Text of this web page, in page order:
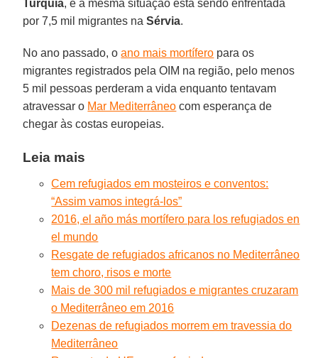
Turquia, e a mesma situação está sendo enfrentada
por 7,5 mil migrantes naSérvia.
No ano passado, oano mais mortífero para os
migrantes registrados pela OIM na região, pelo menos
5 mil pessoas perderam a vida enquanto tentavam
atravessar o Mar Mediterrâneo com esperança de
chegar às costas europeias.
Leia mais
Cem refugiados em mosteiros e conventos:
“Assim vamos integrá-los”
2016, el año más mortífero para los refugiados en
el mundo
Resgate de refugiados africanos no Mediterrâneo
tem choro, risos e morte
Mais de 300 mil refugiados e migrantes cruzaram
o Mediterrâneo em 2016
Dezenas de refugiados morrem em travessia do
Mediterrâneo